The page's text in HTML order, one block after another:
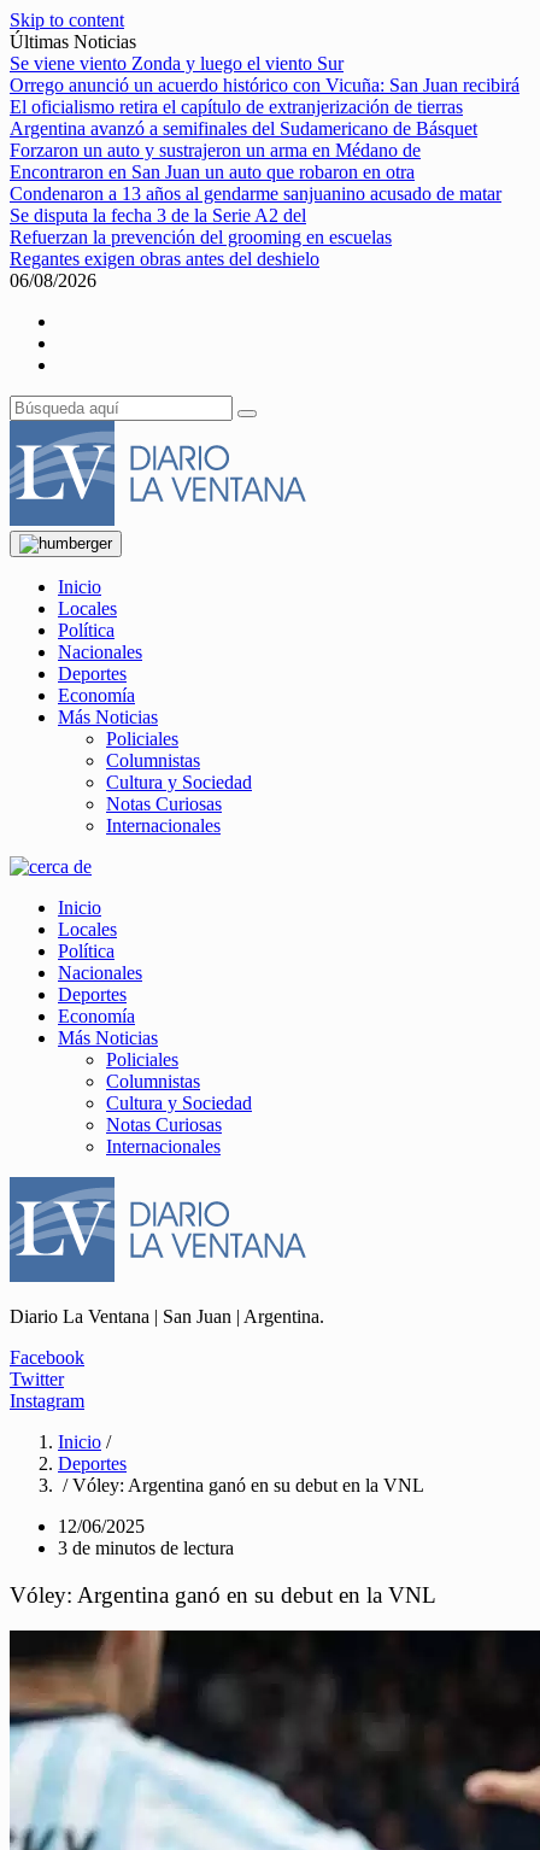
Skip to content
Últimas Noticias
Se viene viento Zonda y luego el viento Sur
Orrego anunció un acuerdo histórico con Vicuña: San Juan recibirá
El oficialismo retira el capítulo de extranjerización de tierras
Argentina avanzó a semifinales del Sudamericano de Básquet
Forzaron un auto y sustrajeron un arma en Médano de
Encontraron en San Juan un auto que robaron en otra
Condenaron a 13 años al gendarme sanjuanino acusado de matar
Se disputa la fecha 3 de la Serie A2 del
Refuerzan la prevención del grooming en escuelas
Regantes exigen obras antes del deshielo
06/08/2026
Inicio
Locales
Política
Nacionales
Deportes
Economía
Más Noticias
Policiales
Columnistas
Cultura y Sociedad
Notas Curiosas
Internacionales
Inicio
Locales
Política
Nacionales
Deportes
Economía
Más Noticias
Policiales
Columnistas
Cultura y Sociedad
Notas Curiosas
Internacionales
Diario La Ventana | San Juan | Argentina.
Facebook
Twitter
Instagram
Inicio /
Deportes
/ Vóley: Argentina ganó en su debut en la VNL
12/06/2025
3 de minutos de lectura
Vóley: Argentina ganó en su debut en la VNL